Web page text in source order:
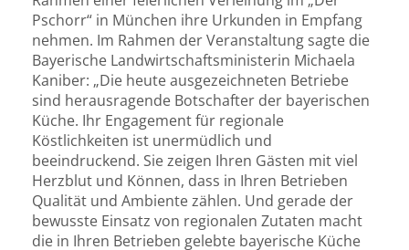
Pschorr“ in München ihre Urkunden in Empfang
nehmen. Im Rahmen der Veranstaltung sagte die
Bayerische Landwirtschaftsministerin Michaela
Kaniber: „Die heute ausgezeichneten Betriebe
sind herausragende Botschafter der bayerischen
Küche. Ihr Engagement für regionale
Köstlichkeiten ist unermüdlich und
beeindruckend. Sie zeigen Ihren Gästen mit viel
Herzblut und Können, dass in Ihren Betrieben
Qualität und Ambiente zählen. Und gerade der
bewusste Einsatz von regionalen Zutaten macht
die in Ihren Betrieben gelebte bayerische Küche